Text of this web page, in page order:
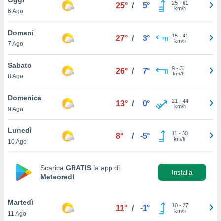
è
al sito
di
ci
di
il
un
la
nella
6 Ago
25° / 5° 25- 61
km/h
Domani
7 Ago
27° / 3° 15- 41
km/h
Sabato
8 Ago
26° / 7° 9- 31
km/h
Domenica
9 Ago
13° / 0° 21 - 44
km/h
Lunedì
10 Ago
8° / -5° 11 - 30
km/h
Scarica GRATIS la app di
Meteored!
Installa
Martedì
11 Ago
11° / -1° 10- 27
km/h